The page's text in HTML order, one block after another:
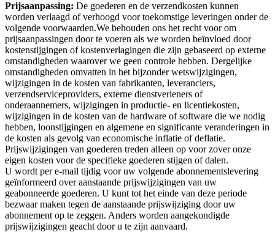
Prijsaanpassing: De goederen en de verzendkosten kunnen
worden verlaagd of verhoogd voor toekomstige leveringen onder de
volgende voorwaarden.We behouden ons het recht voor om
prijsaanpassingen door te voeren als we worden beïnvloed door
kostenstijgingen of kostenverlagingen die zijn gebaseerd op externe
omstandigheden waarover we geen controle hebben. Dergelijke
omstandigheden omvatten in het bijzonder wetswijzigingen,
wijzigingen in de kosten van fabrikanten, leveranciers,
verzendserviceproviders, externe dienstverleners of
onderaannemers, wijzigingen in productie- en licentiekosten,
wijzigingen in de kosten van de hardware of software die we nodig
hebben, loonstijgingen en algemene en significante veranderingen in
de kosten als gevolg van economische inflatie of deflatie.
Prijswijzigingen van goederen treden alleen op voor zover onze
eigen kosten voor de specifieke goederen stijgen of dalen.
U wordt per e-mail tijdig voor uw volgende abonnementslevering
geïnformeerd over aanstaande prijswijzigingen van uw
geabonneerde goederen. U kunt tot het einde van deze periode
bezwaar maken tegen de aanstaande prijswijziging door uw
abonnement op te zeggen. Anders worden aangekondigde
prijswijzigingen geacht door u te zijn aanvaard.